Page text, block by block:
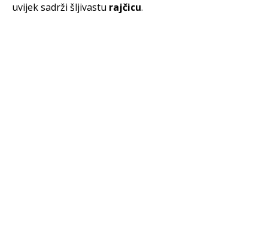
uvijek sadrži šljivastu rajčicu.